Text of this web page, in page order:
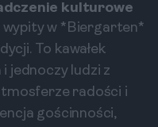
kulturowe
wypity w *Biergarten*
To kawałek
jednoczy ludzi z
radości i
gościnności,